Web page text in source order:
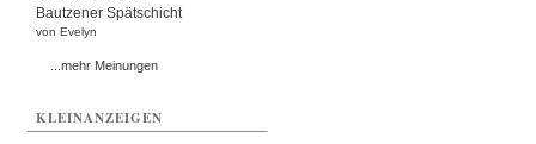
Bautzener Spätschicht
von Evelyn
...mehr Meinungen
KLEINANZEIGEN